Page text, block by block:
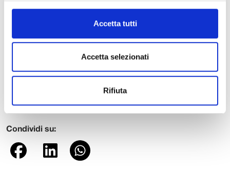
Accetta tutti
Accetta selezionati
Rifiuta
vede già fortemente impegnato l’ente di San Micheletto:
circa un anno fa infatti si è costituita la Fondazione per la
Coesione Sociale, ente strumentale, presieduto dal dottor
iniziative nei settori dell’assistenza sociale e socio-
sanitaria e della cooperazione allo sviluppo e alla
Condividi su: